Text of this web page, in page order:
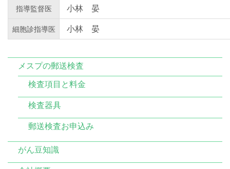
指導監督医 小林 晏
細胞診指導医 小林 晏
メスプの郵送検査
検査項目と料金
検査器具
郵送検査お申込み
がん豆知識